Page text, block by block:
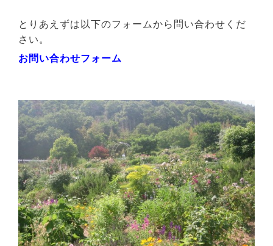
とりあえずは以下のフォームから問い合わせくだ
さい。
お問い合わせフォーム